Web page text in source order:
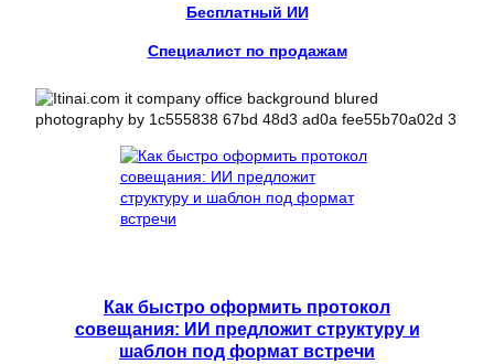
Бесплатный ИИ
Специалист по продажам
Как быстро оформить протокол
совещания: ИИ предложит структуру и
шаблон под формат встречи